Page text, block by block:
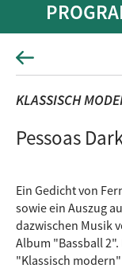
KLASSISCH
Pessoas
Ein Gedicht von
sowie ein Auszug
dazwischen Musik
Album "Bassball
"Klassisch modern"